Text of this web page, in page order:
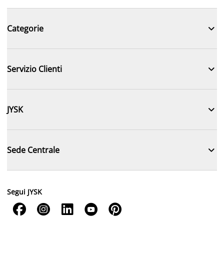
Categorie 
Servizio Clienti 
JYSK 
Sede Centrale 
Segui JYSK
    